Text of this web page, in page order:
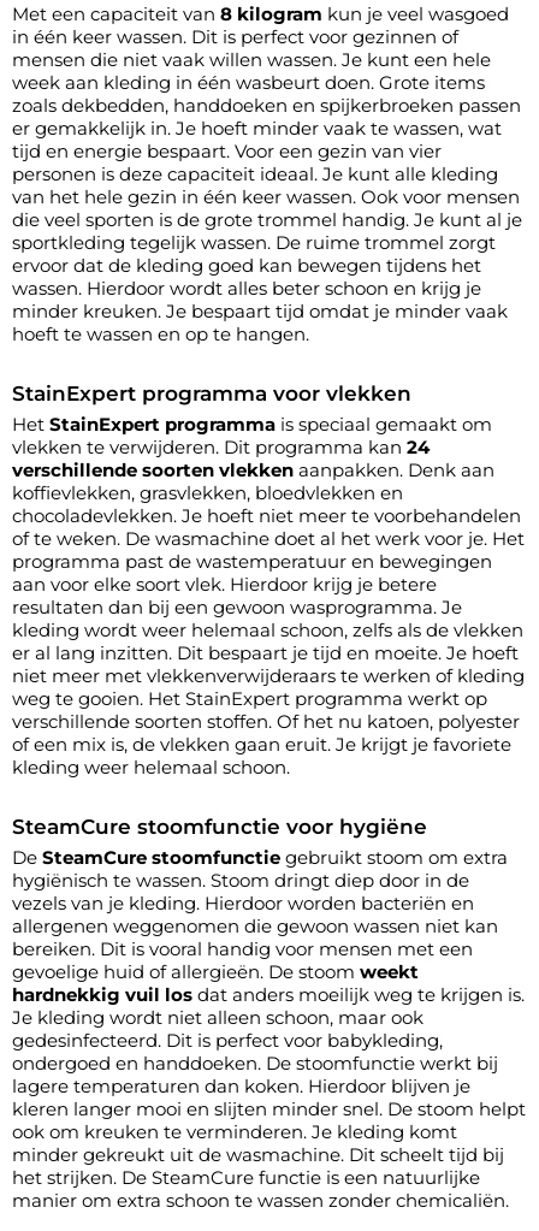
Met een capaciteit van 8 kilogram kun je veel wasgoed
in één keer wassen. Dit is perfect voor gezinnen of
mensen die niet vaak willen wassen. Je kunt een hele
week aan kleding in één wasbeurt doen. Grote items
zoals dekbedden, handdoeken en spijkerbroeken passen
er gemakkelijk in. Je hoeft minder vaak te wassen, wat
tijd en energie bespaart. Voor een gezin van vier
personen is deze capaciteit ideaal. Je kunt alle kleding
van het hele gezin in één keer wassen. Ook voor mensen
die veel sporten is de grote trommel handig. Je kunt al je
sportkleding tegelijk wassen. De ruime trommel zorgt
ervoor dat de kleding goed kan bewegen tijdens het
wassen. Hierdoor wordt alles beter schoon en krijg je
minder kreuken. Je bespaart tijd omdat je minder vaak
hoeft te wassen en op te hangen.
StainExpert programma voor vlekken
Het StainExpert programma is speciaal gemaakt om
vlekken te verwijderen. Dit programma kan 24
verschillende soorten vlekken aanpakken. Denk aan
koffievlekken, grasvlekken, bloedvlekken en
chocoladevlekken. Je hoeft niet meer te voorbehandelen
of te weken. De wasmachine doet al het werk voor je. Het
programma past de wastemperatuur en bewegingen
aan voor elke soort vlek. Hierdoor krijg je betere
resultaten dan bij een gewoon wasprogramma. Je
kleding wordt weer helemaal schoon, zelfs als de vlekken
er al lang inzitten. Dit bespaart je tijd en moeite. Je hoeft
niet meer met vlekkenverwijderaars te werken of kleding
weg te gooien. Het StainExpert programma werkt op
verschillende soorten stoffen. Of het nu katoen, polyester
of een mix is, de vlekken gaan eruit. Je krijgt je favoriete
kleding weer helemaal schoon.
SteamCure stoomfunctie voor hygiëne
De SteamCure stoomfunctie gebruikt stoom om extra
hygiënisch te wassen. Stoom dringt diep door in de
vezels van je kleding. Hierdoor worden bacteriën en
allergenen weggenomen die gewoon wassen niet kan
bereiken. Dit is vooral handig voor mensen met een
gevoelige huid of allergieën. De stoom weekt
hardnekkig vuil los dat anders moeilijk weg te krijgen is.
Je kleding wordt niet alleen schoon, maar ook
gedesinfecteerd. Dit is perfect voor babykleding,
ondergoed en handdoeken. De stoomfunctie werkt bij
lagere temperaturen dan koken. Hierdoor blijven je
kleren langer mooi en slijten minder snel. De stoom helpt
ook om kreuken te verminderen. Je kleding komt
minder gekreukt uit de wasmachine. Dit scheelt tijd bij
het strijken. De SteamCure functie is een natuurlijke
manier om extra schoon te wassen zonder chemicaliën.